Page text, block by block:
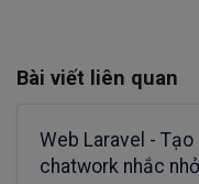
Bài viết liên quan
Web Laravel -
chatwork nhắc